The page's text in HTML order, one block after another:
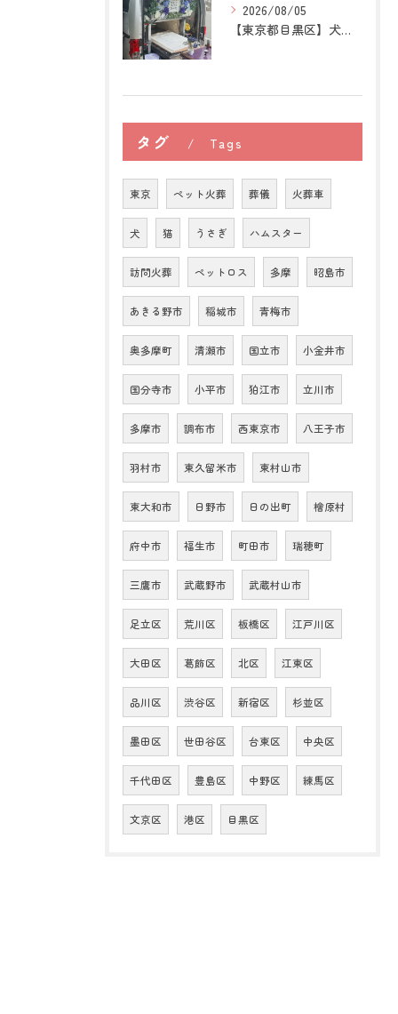
2026/08/05
【東京都目黒区】犬の訪問ペット火葬｜住み慣れた場所で心穏やか...
タグ Tags
東京 ペット火葬 葬儀 火葬車
犬 猫 うさぎ ハムスター
訪問火葬 ペットロス 多摩 昭島市
あきる野市 稲城市 青梅市
奥多摩町 清瀬市 国立市 小金井市
国分寺市 小平市 狛江市 立川市
多摩市 調布市 西東京市 八王子市
羽村市 東久留米市 東村山市
東大和市 日野市 日の出町 檜原村
府中市 福生市 町田市 瑞穂町
三鷹市 武蔵野市 武蔵村山市
足立区 荒川区 板橋区 江戸川区
大田区 葛飾区 北区 江東区
品川区 渋谷区 新宿区 杉並区
墨田区 世田谷区 台東区 中央区
千代田区 豊島区 中野区 練馬区
文京区 港区 目黒区